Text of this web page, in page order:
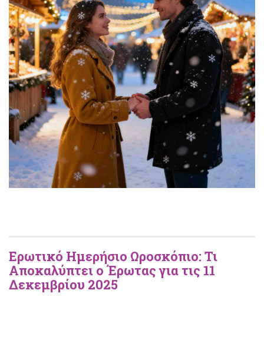
Ερωτικό Ημερήσιο Ωροσκόπιο: Τι
Αποκαλύπτει ο Έρωτας για τις 11
Δεκεμβρίου 2025